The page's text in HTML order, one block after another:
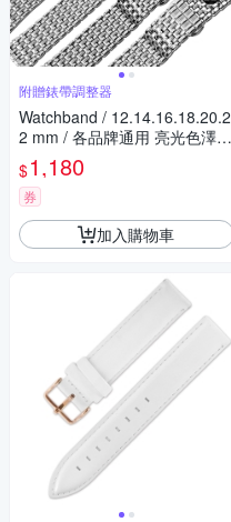
附贈錶帶調整器
Watchband / 12.14.16.18.20.2
2 mm / 各品牌通用 亮光色澤
蝴蝶雙壓扣 不鏽鋼錶帶 銀色
$1,180
券
加入購物車